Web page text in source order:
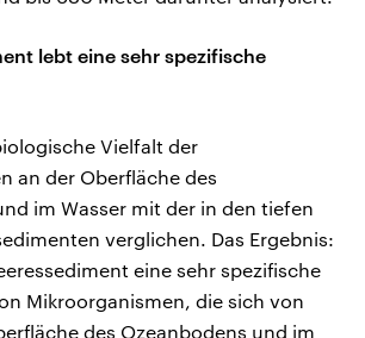
lebt eine sehr spezifische
Vielfalt der
an der Oberfläche des
im Wasser mit der in den tiefen
verglichen. Das Ergebnis:
eine sehr spezifische
Mikroorganismen, die sich von
des Ozeanbodens und im